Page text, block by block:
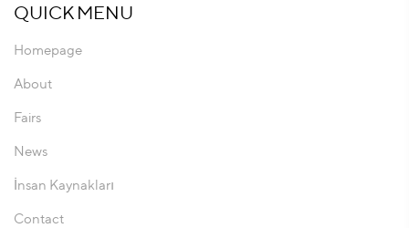
QUICK MENU
Homepage
About
Fairs
News
İnsan Kaynakları
Contact